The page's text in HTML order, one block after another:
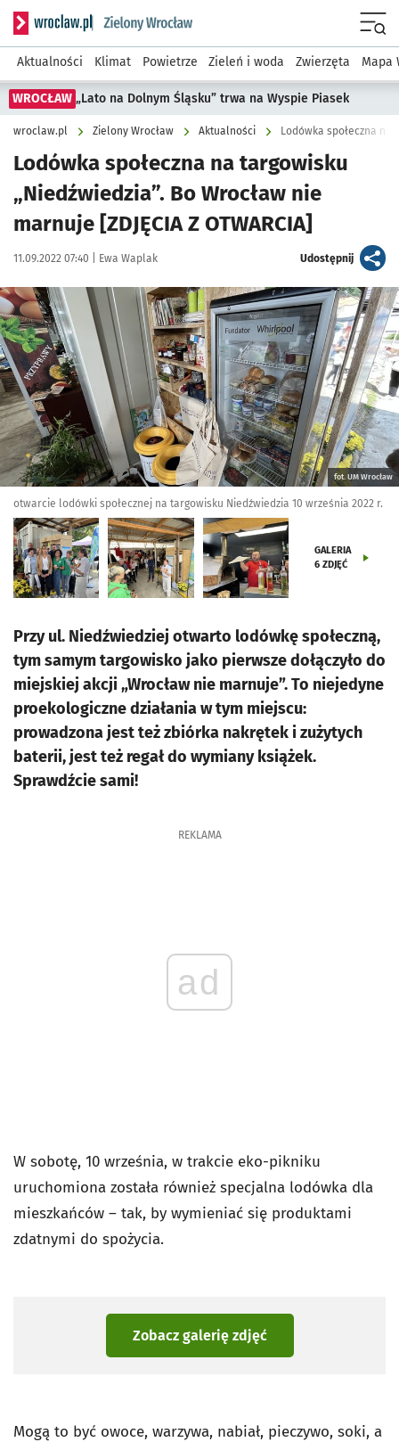
Serwis informacyjny wroclaw.pl podserwis: Środowisko we
Aktualności Klimat Powietrze Zieleń i woda Zwierzęta Mapa
WROCŁAW „Lato na Dolnym Śląsku” trwa na Wyspie Piasek
wroclaw.pl Zielony Wrocław Aktualności
Lodówka społeczna na targowisku
„Niedźwiedzia”. Bo Wrocław nie
marnuje [ZDJĘCIA Z OTWARCIA]
Data publikacji:
11.09.2022 07:40 | Autor:
Ewa Waplak Udostępnijartykuł
Kliknij, aby zobaczyć galerię
fot. UM Wrocław
otwarcie lodówki społecznej na targowisku Niedźwiedzia 10 września 2022 r.
GALERIA
6 ZDJĘĆ
Przy ul. Niedźwiedziej otwarto lodówkę społeczną,
tym samym targowisko jako pierwsze dołączyło do
miejskiej akcji „Wrocław nie marnuje”. To niejedyne
proekologiczne działania w tym miejscu:
prowadzona jest też zbiórka nakrętek i zużytych
baterii, jest też regał do wymiany książek.
Sprawdźcie sami!
REKLAMA
ad
W sobotę, 10 września, w trakcie eko-pikniku
uruchomiona została również specjalna lodówka dla
mieszkańców – tak, by wymieniać się produktami
zdatnymi do spożycia.
Zobacz galerię zdjęć
Mogą to być owoce, warzywa, nabiał, pieczywo, soki, a